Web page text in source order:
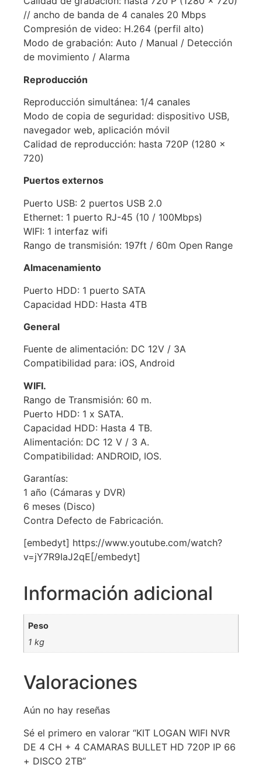
// ancho de banda de 4 canales 20 Mbps
Compresión de video: H.264 (perfil alto)
Modo de grabación: Auto / Manual / Detección
de movimiento / Alarma
Reproducción
Reproducción simultánea: 1/4 canales
Modo de copia de seguridad: dispositivo USB,
navegador web, aplicación móvil
Calidad de reproducción: hasta 720P (1280 x
720)
Puertos externos
Puerto USB: 2 puertos USB 2.0
Ethernet: 1 puerto RJ-45 (10 / 100Mbps)
WIFI: 1 interfaz wifi
Rango de transmisión: 197ft / 60m Open Range
Almacenamiento
Puerto HDD: 1 puerto SATA
Capacidad HDD: Hasta 4TB
General
Fuente de alimentación: DC 12V / 3A
Compatibilidad para: iOS, Android
WIFI.
Rango de Transmisión: 60 m.
Puerto HDD: 1 x SATA.
Capacidad HDD: Hasta 4 TB.
Alimentación: DC 12 V / 3 A.
Compatibilidad: ANDROID, IOS.
Garantías:
1 año (Cámaras y DVR)
6 meses (Disco)
Contra Defecto de Fabricación.
[embedyt] https://www.youtube.com/watch?
v=jY7R9IaJ2qE[/embedyt]
Información adicional
Peso
1 kg
Valoraciones
Aún no hay reseñas
Sé el primero en valorar “KIT LOGAN WIFI NVR
DE 4 CH + 4 CAMARAS BULLET HD 720P IP 66
+ DISCO 2TB”